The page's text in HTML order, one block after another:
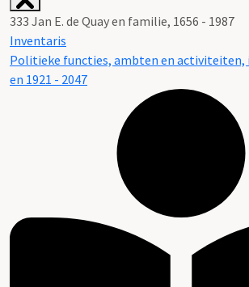
333 Jan E. de Quay en familie, 1656 - 1987
Inventaris
Politieke functies, ambten en activiteiten,
en 1921 - 2047